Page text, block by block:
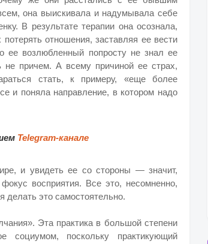
она выискивала и надумывала себе
В результате терапии она осознала,
отношения, заставляя ее вести
ее возлюбленный попросту не знал ее
не причем. А всему причиной ее страх,
стать, к примеру, «еще более
и поняла направление, в котором надо
Telegram-канале
и увидеть ее со стороны — значит,
восприятия. Все это, несомненно,
делать это самостоятельно.
Эта практика в большой степени
социумом, поскольку практикующий